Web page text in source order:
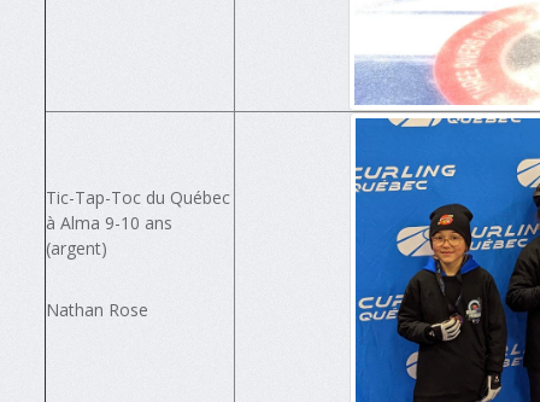
Tic-Tap-Toc du Québec
à Alma 9-10 ans
(argent)
Nathan Rose